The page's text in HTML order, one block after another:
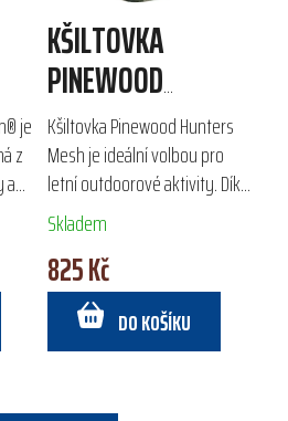
je
z
a
KŠILTOVKA
PINEWOOD
HUNTERS MESH
Kšiltovka Pinewood Hunters
Mesh je ideální volbou pro
letní outdoorové aktivity. Díky
vysoce prodyšné síťovině a
ekologické impregnaci Bionic
Finish® Eco poskytuje komfort
a...
Skladem
825 Kč
DO KOŠÍKU